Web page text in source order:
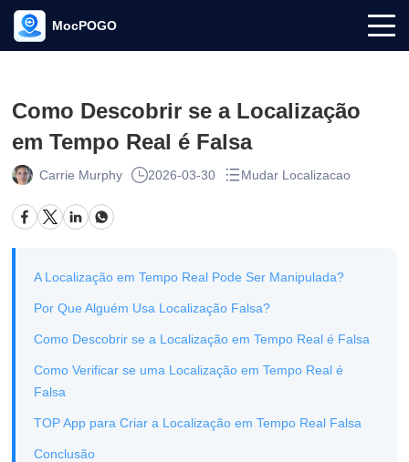
MocPOGO
Como Descobrir se a Localização
em Tempo Real é Falsa
Carrie Murphy 2026-03-30 Mudar Localizacao
A Localização em Tempo Real Pode Ser Manipulada?
Por Que Alguém Usa Localização Falsa?
Como Descobrir se a Localização em Tempo Real é Falsa
Como Verificar se uma Localização em Tempo Real é
Falsa
TOP App para Criar a Localização em Tempo Real Falsa
Conclusão